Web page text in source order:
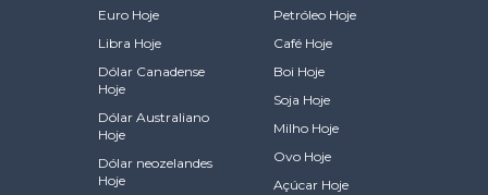
Euro Hoje
Libra Hoje
Dólar Canadense
Hoje
Dólar Australiano
Hoje
Dólar neozelandes
Hoje
Petróleo Hoje
Café Hoje
Boi Hoje
Soja Hoje
Milho Hoje
Ovo Hoje
Açúcar Hoje